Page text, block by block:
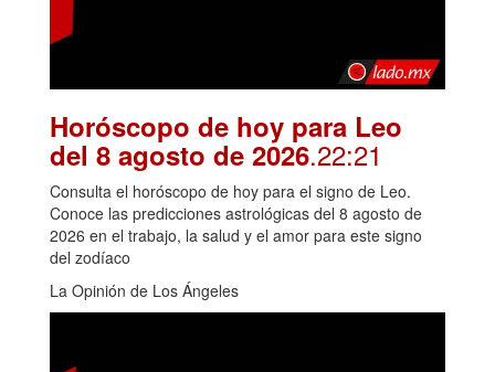
Horóscopo de hoy para Leo
del 8 agosto de 2026.22:21
Consulta el horóscopo de hoy para el signo de Leo.
Conoce las predicciones astrológicas del 8 agosto de
2026 en el trabajo, la salud y el amor para este signo
del zodíaco
La Opinión de Los Ángeles